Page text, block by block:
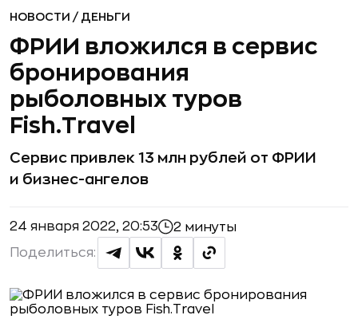
НОВОСТИ / ДЕНЬГИ
ФРИИ вложился в сервис
бронирования
рыболовных туров
Fish.Travel
Сервис привлек 13 млн рублей от ФРИИ
и бизнес-ангелов
24 января 2022, 20:53 2 минуты
Поделиться: